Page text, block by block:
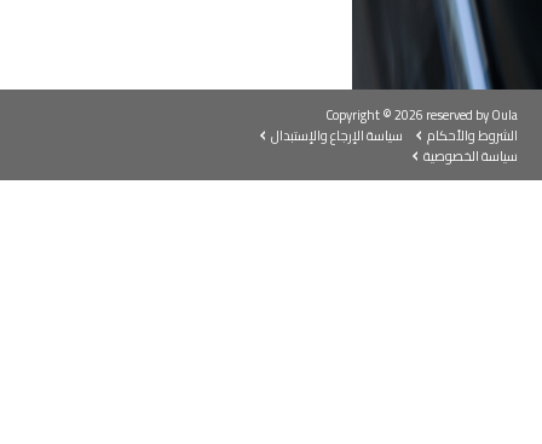
Copyright © 2026 reserved by Oula
الشروط والأحكام
سياسة الإرجاع والإستبدال
سياسة الخصوصية